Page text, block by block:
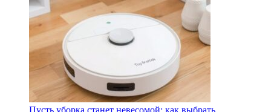
Пусть уборка станет невесомой: как выбрать